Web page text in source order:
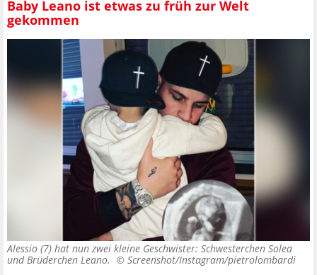
Baby Leano ist etwas zu früh zur Welt
gekommen
Alessio (7) hat nun zwei kleine Geschwister: Schwesterchen Solea
und Brüderchen Leano. © Screenshot/Instagram/pietrolombardi